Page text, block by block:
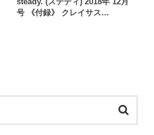
号 《付録》 クレイサス…